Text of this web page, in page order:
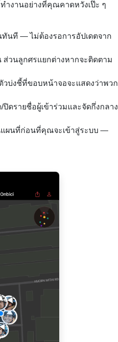
ำงานอย่างที่คุณคาดหวังเป๊ะ ๆ
ที — ไม่ต้องรอการอัปเดตจาก
วนลูกศรแยกต่างหากจะติดตาม
บ่งชี้ที่ขอบหน้าจอจะแสดงว่าพวก
ดรายชื่อผู้เข้าร่วมและจัดกึ่งกลาง
ผนที่ก่อนที่คุณจะเข้าสู่ระบบ —